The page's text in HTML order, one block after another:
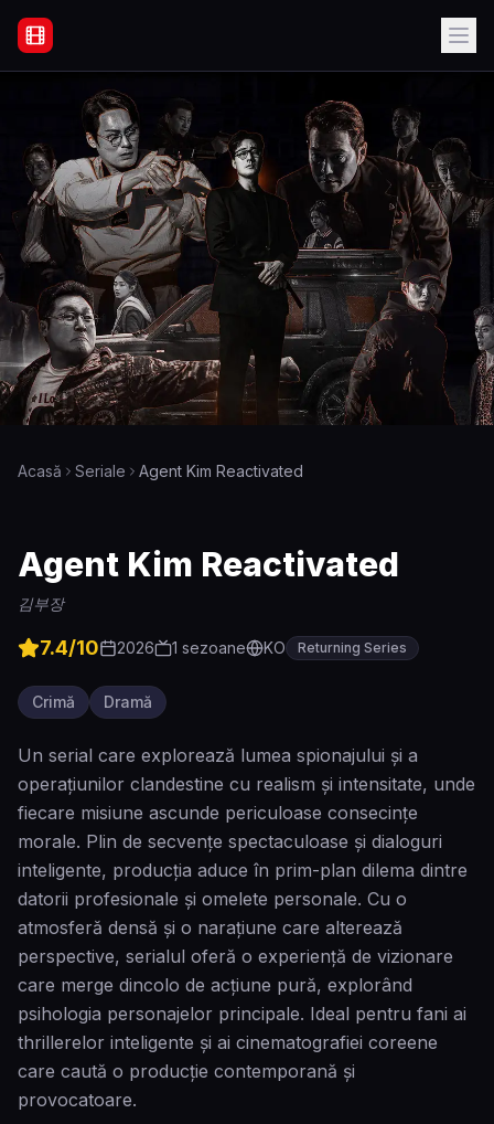
Filme Online Subtitrate - Acasă
Acasă Seriale Agent Kim Reactivated
Agent Kim Reactivated
김부장
7.4/10 2026 1 sezoane KO Returning Series
Crimă Dramă
Un serial care explorează lumea spionajului și a
operațiunilor clandestine cu realism și intensitate, unde
fiecare misiune ascunde periculoase consecințe
morale. Plin de secvențe spectaculoase și dialoguri
inteligente, producția aduce în prim-plan dilema dintre
datorii profesionale și omelete personale. Cu o
atmosferă densă și o narațiune care alterează
perspective, serialul oferă o experiență de vizionare
care merge dincolo de acțiune pură, explorând
psihologia personajelor principale. Ideal pentru fani ai
thrillerelor inteligente și ai cinematografiei coreene
care caută o producție contemporană și
provocatoare.